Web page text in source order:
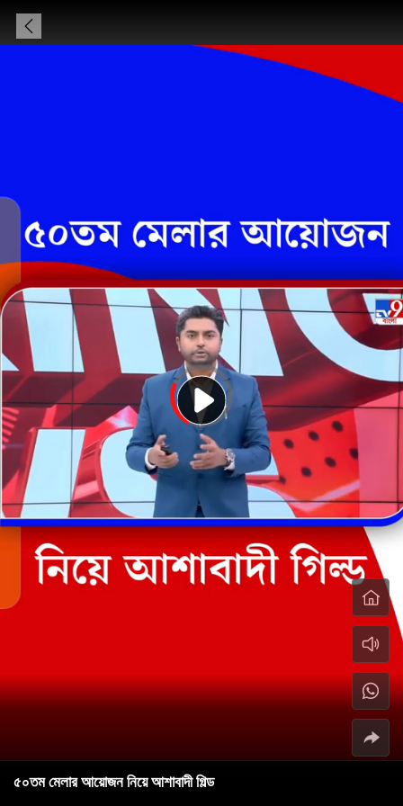
৫০তম মেলার আয়োজন নিয়ে আশাবাদী গিল্ড